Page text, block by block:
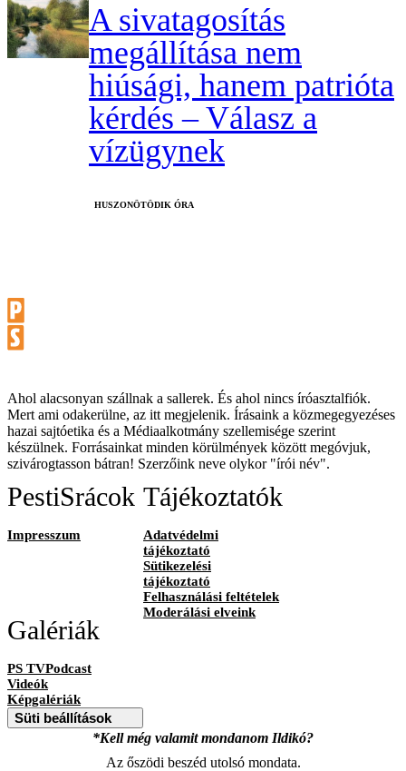
A sivatagosítás
megállítása nem
hiúsági, hanem patrióta
kérdés – Válasz a
vízügynek
HUSZONÖTÖDIK ÓRA
Ahol alacsonyan szállnak a sallerek. És ahol nincs íróasztalfiók.
Mert ami odakerülne, az itt megjelenik. Írásaink a közmegegyezéses
hazai sajtóetika és a Médiaalkotmány szellemisége szerint
készülnek. Forrásainkat minden körülmények között megóvjuk,
szivárogtasson bátran! Szerzőink neve olykor "írói név".
PestiSrácok
Impresszum
Tájékoztatók
Adatvédelmi
tájékoztató
Sütikezelési
tájékoztató
Felhasználási feltételek
Moderálási elveink
Galériák
PS TVPodcast
Videók
Képgalériák
Süti beállítások
*Kell még valamit mondanom Ildikó?
Az őszödi beszéd utolsó mondata.